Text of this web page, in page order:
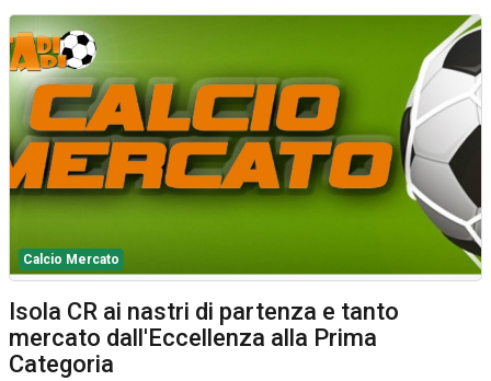
Calcio Mercato
Isola CR ai nastri di partenza e tanto
mercato dall'Eccellenza alla Prima
Categoria